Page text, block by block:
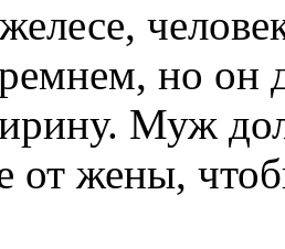
но он
Муж
от жены,